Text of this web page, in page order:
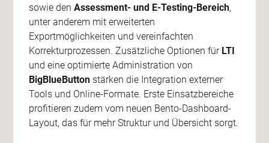
sowie denAssessment- und E-Testing-Bereich,
unter anderem mit erweiterten
Exportmöglichkeiten und vereinfachten
Korrekturprozessen. Zusätzliche Optionen für LTI
und eine optimierte Administration von
BigBlueButton stärken die Integration externer
Tools und Online-Formate. Erste Einsatzbereiche
profitieren zudem vom neuen Bento-Dashboard-
Layout, das für mehr Struktur und Übersicht sorgt.